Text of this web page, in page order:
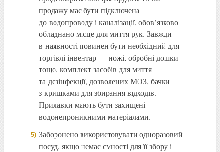
продажу має бути підключена
до водопроводу і каналізації, обов’язково
обладнано місце для миття рук. Завжди
в наявності повинен бути необхідний для
торгівлі інвентар — ножі, обробні дошки
тощо, комплект засобів для миття
та дезінфекції, дозволених МОЗ, бачки
з кришками для збирання відходів.
Прилавки мають бути захищені
водонепроникними матеріалами.
Заборонено використовувати одноразовий
посуд, якщо немає ємності для її збору і